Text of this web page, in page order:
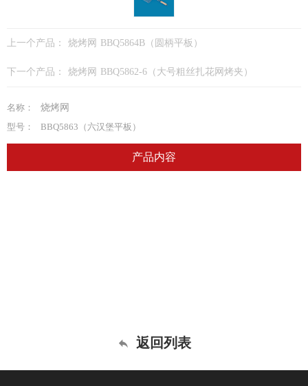
上一个产品： 烧烤网 BBQ5864B（圆柄平板）
下一个产品： 烧烤网 BBQ5862-6（大号粗丝扎花网烤夹）
名称：
烧烤网
型号：
BBQ5863（六汉堡平板）
产品内容
返回列表